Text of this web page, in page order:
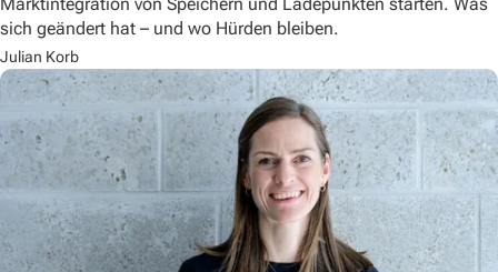
sich geändert hat – und wo Hürden bleiben.
Julian Korb